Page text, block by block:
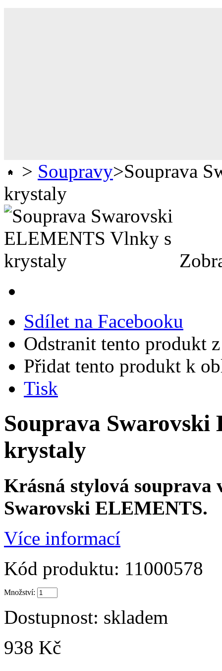
> Soupravy>Souprava
krystaly
Sdílet na Facebooku
Odstranit tento produkt
Přidat tento produkt k
Tisk
Souprava
krystaly
Krásná stylová
Swarovski ELEMENTS.
Více informací
Kód produktu: 11000578
Množství:
Dostupnost: skladem
938 Kč